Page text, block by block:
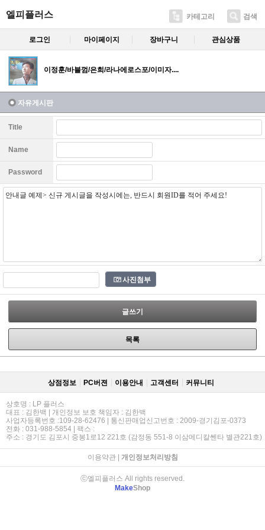
엘피플러스 카테고리 검색
로그인 마이페이지 장바구니 관심상품
이정훈/바블껌/은희/라나에로스포/이미자....
자유게시판
Title
Name
Password
사진첨부
글쓰기
목록
상점정보 PC버젼 이용안내 고객센터 커뮤니티
상호명 : LP 플러스
대표 : 김한백 | 개인정보 보호 책임자 : 김한백
사업자등록번호 :109-28-62476 | 통신판매업신고번호 : 2009-경기김포-0373
전화 : 031-988-5854 | 팩스 :
주소 : 경기도 김포시 중봉1로12 221호 (감정동 551-8 이삼메디칼쎈타 별관221호)
이용약관| 개인정보처리방침
ⓒ엘피플러스 All rights reserved.
MakeShop